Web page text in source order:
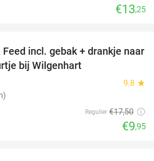
€13,25
43%
incl. gebak + drankje naar
bij Wilgenhart
9.8 star
Regulier €17,50
€9,95